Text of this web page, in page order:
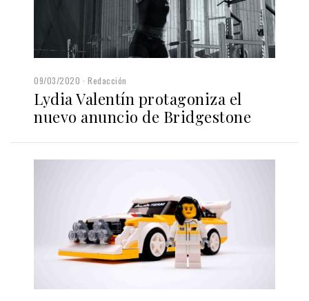
09/03/2020 Redacción
Lydia Valentín protagoniza el
nuevo anuncio de Bridgestone